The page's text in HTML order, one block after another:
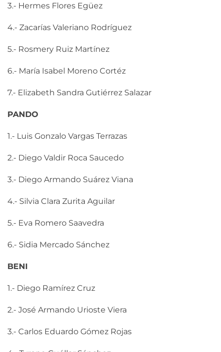
3.- Hermes Flores Egüez
4.- Zacarías Valeriano Rodríguez
5.- Rosmery Ruiz Martínez
6.- María Isabel Moreno Cortéz
7.- Elizabeth Sandra Gutiérrez Salazar
PANDO
1.- Luis Gonzalo Vargas Terrazas
2.- Diego Valdir Roca Saucedo
3.- Diego Armando Suárez Viana
4.- Silvia Clara Zurita Aguilar
5.- Eva Romero Saavedra
6.- Sidia Mercado Sánchez
BENI
1.- Diego Ramírez Cruz
2.- José Armando Urioste Viera
3.- Carlos Eduardo Gómez Rojas